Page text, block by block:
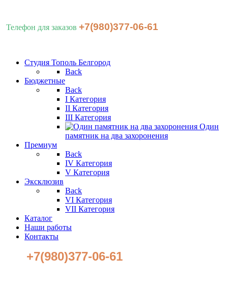
Телефон для заказов +7(980)377-06-61
Студия Тополь Белгород
Back
Бюджетные
Back
I Категория
II Категория
III Категория
Один
памятник на два захоронения
Премиум
Back
IV Категория
V Категория
Эксклюзив
Back
VI Категория
VII Категория
Каталог
Наши работы
Контакты
+7(980)377-06-61